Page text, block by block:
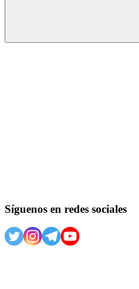
Buscar
Síguenos en redes sociales